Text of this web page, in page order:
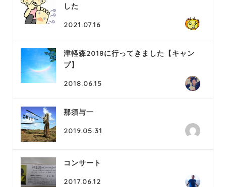
した
2021.07.16
津軽森2018に行ってきました【キャン
プ】
2018.06.15
那須与一
2019.05.31
コンサート
2017.06.12